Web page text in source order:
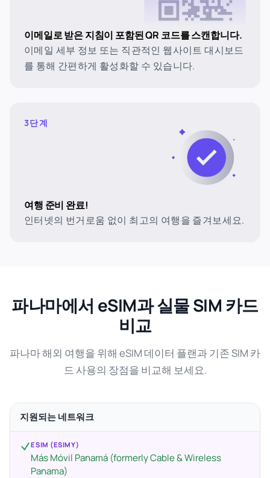
이메일로 받은 지침이 포함된 QR 코드를 스캔합니다.
이메일 세부 정보 또는 직관적인 웹사이트 대시보드
를 통해 간편하게 활성화할 수 있습니다.
3단계
여행 준비 완료!
인터넷의 번거로움 없이 최고의 여행을 즐겨보세요.
파나마에서 eSIM과 실물 SIM 카드
비교
파나마 해외 여행을 위해 eSIM 데이터 플랜과 기존 SIM 카
드 사용의 장점을 비교해 보세요.
지원되는 네트워크
ESIM (ESIMY)
Más Móvil Panamá (formerly Cable & Wireless
Panama)